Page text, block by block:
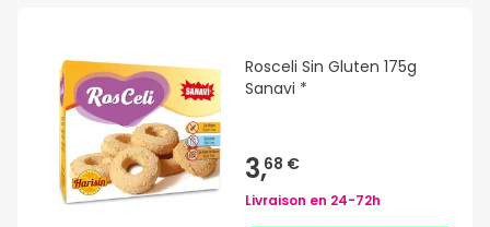
Rosceli Sin Gluten 175g
Sanavi *
3,68 €
Livraison en 24-72h